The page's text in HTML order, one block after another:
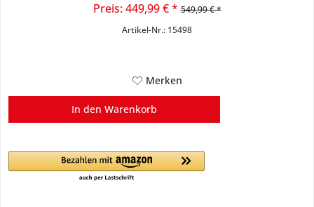
Preis: 449,99 € * 549,99 € *
Artikel-Nr.: 15498
Merken
In den Warenkorb